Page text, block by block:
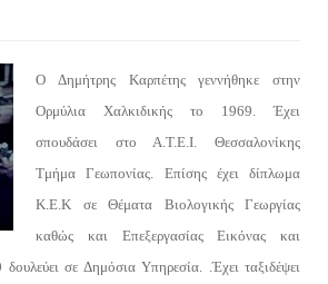
Ο Δημήτρης Καρπέτης γεννήθηκε στην
Ορμύλια Χαλκιδικής το 1969. Έχει
σπουδάσει στο Α.Τ.Ε.Ι. Θεσσαλονίκης
Τμήμα Γεωπονίας. Επίσης έχει δίπλωμα
Κ.Ε.Κ σε Θέματα Βιολογικής Γεωργίας
καθώς και Επεξεργασίας Εικόνας και
σε Δημόσια Υπηρεσία. .Έχει ταξιδέψει